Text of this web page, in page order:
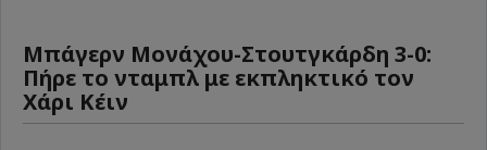
Μπάγερν Μονάχου-Στουτγκάρδη 3-0:
Πήρε το νταμπλ με εκπληκτικό τον
Χάρι Κέιν